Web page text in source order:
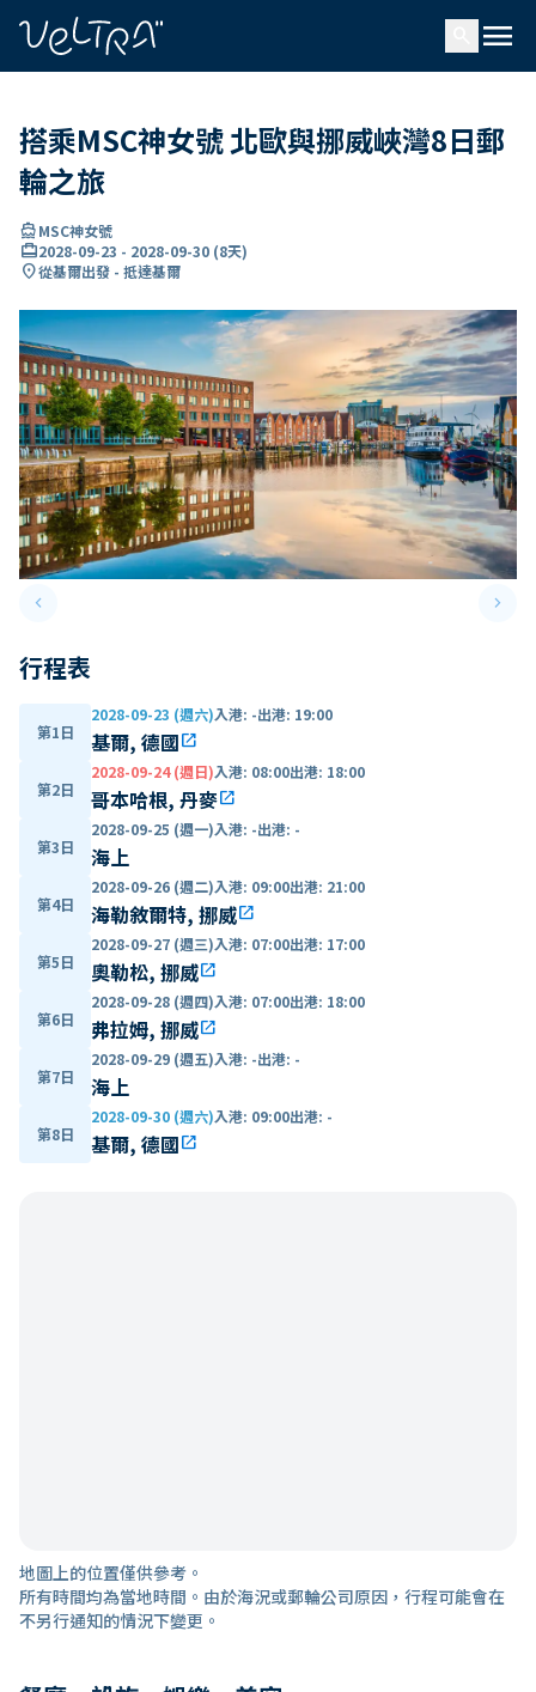
menu
搭乘MSC神女號 北歐與挪威峽灣8日郵
輪之旅
directions_boatMSC神女號
card_travel2028-09-23 - 2028-09-30 (8天)
location_on從基爾出發 - 抵達基爾
keyboard_arrow_leftPrevious slide keyboard_arrow_right
行程表
第1日
2028-09-23 (週六)入港: -出港: 19:00
基爾, 德國open_in_new
第2日
2028-09-24 (週日)入港: 08:00出港: 18:00
哥本哈根, 丹麥open_in_new
第3日
2028-09-25 (週一)入港: -出港: -
海上
第4日
2028-09-26 (週二)入港: 09:00出港: 21:00
海勒敘爾特, 挪威open_in_new
第5日
2028-09-27 (週三)入港: 07:00出港: 17:00
奧勒松, 挪威open_in_new
第6日
2028-09-28 (週四)入港: 07:00出港: 18:00
弗拉姆, 挪威open_in_new
第7日
2028-09-29 (週五)入港: -出港: -
海上
第8日
2028-09-30 (週六)入港: 09:00出港: -
基爾, 德國open_in_new
地圖上的位置僅供參考。
所有時間均為當地時間。由於海況或郵輪公司原因，行程可能會在
不另行通知的情況下變更。